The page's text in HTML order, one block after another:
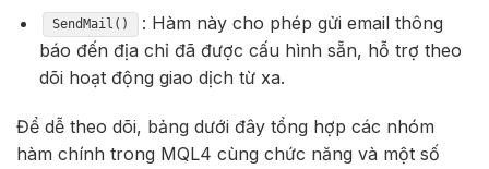
SendMail()
: Hàm này cho phép gửi email thông
báo đến địa chỉ đã được cấu hình sẵn, hỗ trợ theo
dõi hoạt động giao dịch từ xa.
Để dễ theo dõi, bảng dưới đây tổng hợp các nhóm
hàm chính trong MQL4 cùng chức năng và một số